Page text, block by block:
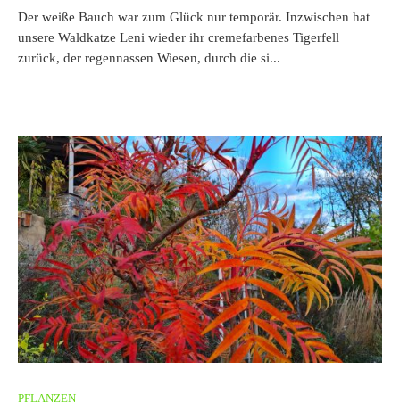
Der weiße Bauch war zum Glück nur temporär. Inzwischen hat
unsere Waldkatze Leni wieder ihr cremefarbenes Tigerfell
zurück, der regennassen Wiesen, durch die si...
PFLANZEN